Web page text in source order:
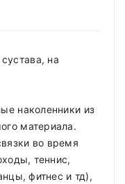
на
наколенники из
материала.
во время
теннис,
фитнес и тд),